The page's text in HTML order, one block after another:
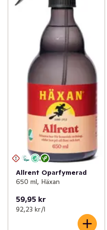
Allrent Oparfymerad
650 ml, Häxan
59,95 kr
92,23 kr /l